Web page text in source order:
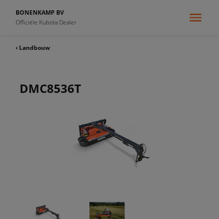
BONENKAMP BV
Officiële Kubota Dealer
‹ Landbouw
DMC8536T